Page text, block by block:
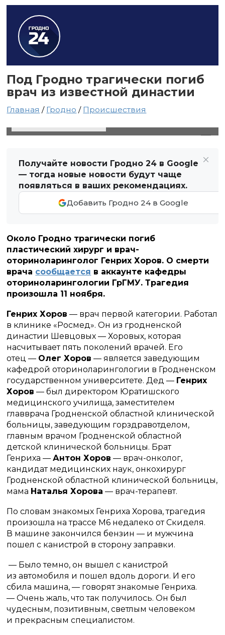
Под Гродно трагически погиб
врач из известной династии
Главная / Гродно / Происшествия
Получайте новости Гродно 24 в Google
— тогда новые новости будут чаще
появляться в ваших рекомендациях.
Добавить Гродно 24 в Google
Около Гродно трагически погиб
пластический хирург и врач-
оториноларинголог Генрих Хоров. О смерти
врача сообщается в аккаунте кафедры
оториноларингологии ГрГМУ. Трагедия
произошла 11 ноября.
Генрих Хоров — врач первой категории. Работал
в клинике «Росмед». Он из гродненской
династии Шевцовых — Хоровых, которая
насчитывает пять поколений врачей. Его
отец — Олег Хоров — является завeдующим
кафедрой оториноларингологии в Гродненском
государственном университете. Дед — Генрих
Хоров — был директором Юратишского
медицинского училища, заместителем
главврача Гродненской областной клинической
больницы, заведующим горздравотделом,
главным врачом Гродненской областной
детской клинической больницы. Брат
Генриха —Антон Хоров — врач-онколог,
кандидат медицинских наук, онкохирург
Гродненской областной клинической больницы,
мама Наталья Хорова — врач-терапевт.
По словам знакомых Генриха Хорова, трагедия
произошла на трассе М6 недалеко от Скиделя.
В машине закончился бензин — и мужчина
пошел с канистрой в сторону заправки.
— Было темно, он вышел с канистрой
из автомобиля и пошел вдоль дороги. И его
сбила машина, — говорят знакомые Генриха.
— Очень жаль, что так получилось. Он был
чудесным, позитивным, светлым человеком
и прекрасным специалистом.